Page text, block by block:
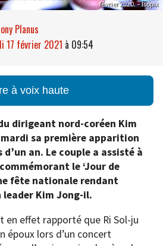
février 2020. – Isopix
Planus
17 février 2021 à 09:54
à voix haute
dirigeant nord-coréen Kim
sa première apparition
an. Le couple a assisté à
le ‘Jour de
fête nationale rendant
leader Kim Jong-il.
en effet rapporté que Ri Sol-ju
époux lors d’un concert